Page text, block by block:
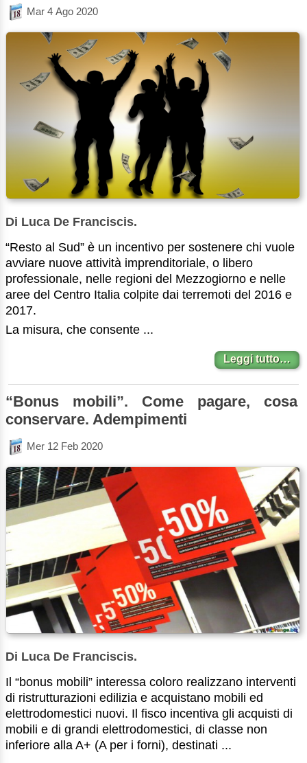
Mar 4 Ago 2020
Di Luca De Franciscis.
“Resto al Sud” è un incentivo per sostenere chi vuole
avviare nuove attività imprenditoriale, o libero
professionale, nelle regioni del Mezzogiorno e nelle
aree del Centro Italia colpite dai terremoti del 2016 e
2017.
La misura, che consente ...
Leggi tutto…
“Bonus mobili”. Come pagare, cosa
conservare. Adempimenti
Mer 12 Feb 2020
Di Luca De Franciscis.
Il “bonus mobili” interessa coloro realizzano interventi
di ristrutturazioni edilizia e acquistano mobili ed
elettrodomestici nuovi. Il fisco incentiva gli acquisti di
mobili e di grandi elettrodomestici, di classe non
inferiore alla A+ (A per i forni), destinati ...